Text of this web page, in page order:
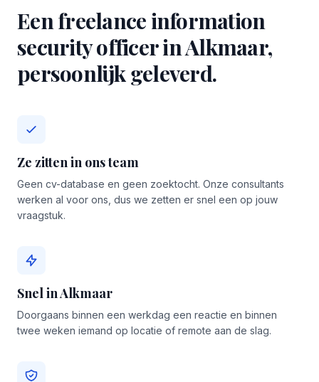
Een freelance information
security officer in Alkmaar,
persoonlijk geleverd.
Ze zitten in ons team
Geen cv-database en geen zoektocht. Onze consultants
werken al voor ons, dus we zetten er snel een op jouw
vraagstuk.
Snel in Alkmaar
Doorgaans binnen een werkdag een reactie en binnen
twee weken iemand op locatie of remote aan de slag.